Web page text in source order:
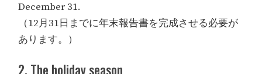
December 31.
（12月31日までに年末報告書を完成させる必要が
あります。）
2. The holiday season